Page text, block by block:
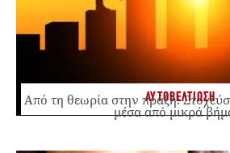
ΑΥΤΟΒΕΛΤΙΩΣΗ
Από τη θεωρία στην πράξη:
μέσα από μικρά